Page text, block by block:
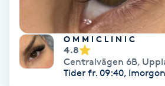
Keratinbehandling
Kinesiologi
O M M I C L I N I C
4.8
Centralvägen 6B,
Tider fr. 09:40, Imorgon